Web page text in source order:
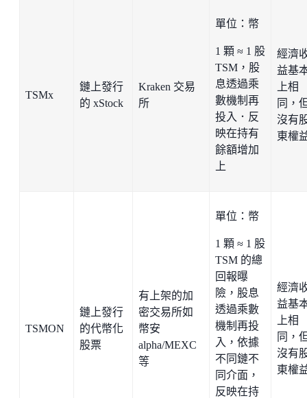
TSMx
鏈上發行
的 xStock
Kraken 交易
所
單位：幣
1 顆 ≈ 1 股
TSM，股
息透過乘
數機制再
投入．反
映在持有
餘額增加
上
經濟
益基
上相
同，
沒有
東權
TSMON
鏈上發行
的代幣化
股票
有上架的加
密交易所如
幣安
alpha/MEXC
等
單位：幣
1 顆 ≈ 1 股
TSM 的總
回報曝
險，股息
透過乘數
機制再投
入，依據
不同鏈不
同介面，
反映在持
經濟
益基
上相
同，
沒有
東權